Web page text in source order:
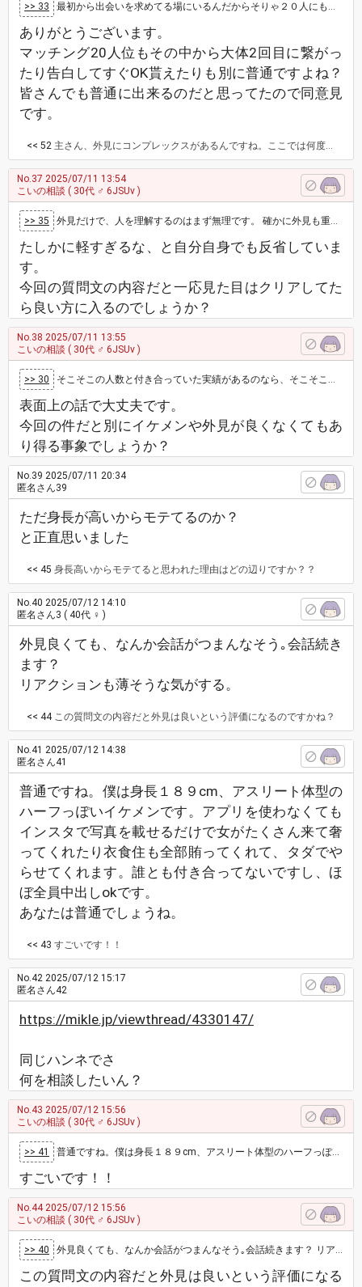
>> 33 最初から出会いを求めてる場にいるんだからそりゃ２０人にも会えば３人くらいとは付き合えるでしょうよ…。 友人に一回言われた「モテてる」に反応…
ありがとうございます。
マッチング20人位もその中から大体2回目に繋がっ
たり告白してすぐOK貰えたりも別に普通ですよね？
皆さんでも普通に出来るのだと思ってたので同意見
です。
<< 52 主さん、外見にコンプレックスがあるんですね。ここでは何度も角度を変えて同じ質問をしてるし、わざわざ矛盾するスレ立てて自分がモテる立ち位置なのか何度も何度も聞いてます。 モテるって言われたいんですか？
No.37 2025/07/11 13:54
こいの相談 ( 30代 ♂ 6JSUv )
>> 35 外見だけで、人を理解するのはまず無理です。 確かに外見も重視する要素にもなりますが、内面知らないと、付き合雨までには至らないなぁと｡ …
たしかに軽すぎるな、と自分自身でも反省していま
す。
今回の質問文の内容だと一応見た目はクリアしてた
ら良い方に入るのでしょうか？
No.38 2025/07/11 13:55
こいの相談 ( 30代 ♂ 6JSUv )
>> 30 そこそこの人数と付き合っていた実績があるのなら、そこそこモテるで良いんじゃないですか？表面上の話ですよね？ モテるの定義によりますが、…
表面上の話で大丈夫です。
今回の件だと別にイケメンや外見が良くなくてもあ
り得る事象でしょうか？
No.39 2025/07/11 20:34
匿名さん39
ただ身長が高いからモテてるのか？
と正直思いました
<< 45 身長高いからモテてると思われた理由はどの辺りですか？？
No.40 2025/07/12 14:10
匿名さん3 ( 40代 ♀ )
外見良くても、なんか会話がつまんなそう｡会話続き
ます？
リアクションも薄そうな気がする。
<< 44この質問文の内容だと外見は良いという評価になるのですかね？
No.41 2025/07/12 14:38
匿名さん41
普通ですね。僕は身長１８９cm、アスリート体型の
ハーフっぽいイケメンです。アプリを使わなくても
インスタで写真を載せるだけで女がたくさん来て奢
ってくれたり衣食住も全部賄ってくれて、タダでや
らせてくれます。誰とも付き合ってないですし、ほ
ぼ全員中出しokです。
あなたは普通でしょうね。
<< 43 すごいです！！
No.42 2025/07/12 15:17
匿名さん42
https://mikle.jp/viewthread/4330147/
同じハンネでさ
何を相談したいん？
No.43 2025/07/12 15:56
こいの相談 ( 30代 ♂ 6JSUv )
>> 41 普通ですね。僕は身長１８９cm、アスリート体型のハーフっぽいイケメンです。アプリを使わなくてもインスタで写真を載せるだけで女がたくさん来て奢…
すごいです！！
No.442025/07/12 15:56
こいの相談 ( 30代 ♂ 6JSUv )
>> 40 外見良くても、なんか会話がつまんなそう｡会話続きます？ リアクションも薄そうな気がする。
この質問文の内容だと外見は良いという評価になる